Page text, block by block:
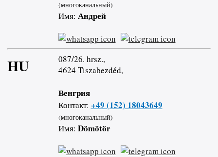
(многоканальный)
Имя: Андрей
HU
087/26. hrsz.,
4624 Tiszabezdéd,
Венгрия
Контакт: +49 (152) 18043649
(многоканальный)
Имя: Dömötör